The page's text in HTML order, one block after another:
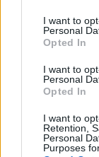
I want to
Personal
Opted In
I want to
Personal
Opted In
I want to
Retention,
Personal
Purposes
Οι υψηλές
Τελικός